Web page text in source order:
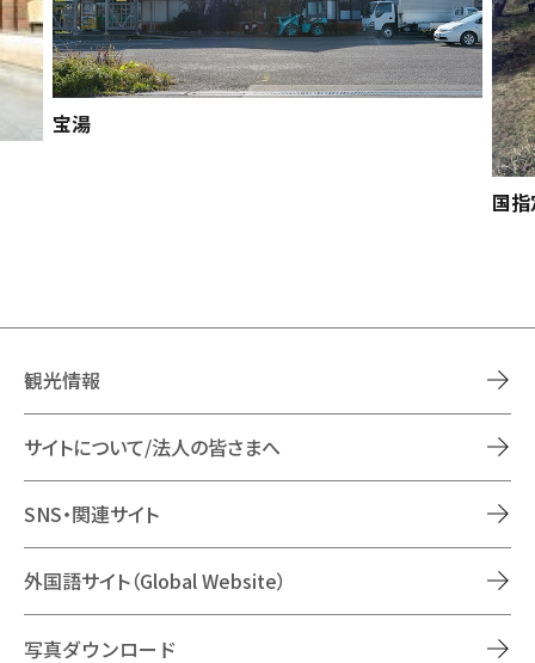
宝湯
国
観光情報
サイトについて/法人の皆さまへ
SNS・関連サイト
外国語サイト（Global Website）
写真ダウンロード